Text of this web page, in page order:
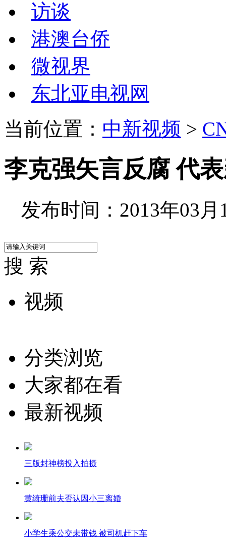
访谈
港澳台侨
微视界
东北亚电视网
当前位置： 中新视频 >
李克强矢言反腐 代
发布时间：2013年03月
搜 索
视频
分类浏览
大家都在看
最新视频
三版封神榜投入拍摄
黄绮珊前夫否认因小三离婚
小学生乘公交未带钱 被司机赶下车